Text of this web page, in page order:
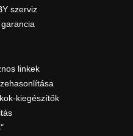
szerviz
linkek
kiegészítők